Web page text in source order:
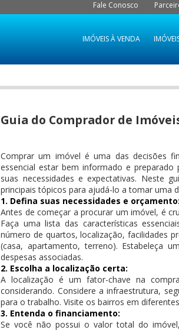
Fale Conosco
IMÓVEIS À VENDA
Guia do Comprador de
Comprar um imóvel é uma das decisões
essencial estar bem informado e
suas necessidades e expectativas. Neste
principais tópicos para ajudá-lo a tomar uma
1. Defina suas necessidades e orçamento:
Antes de começar a procurar um imóvel, é
Faça uma lista das características
número de quartos, localização, facilidades
(casa, apartamento, terreno). Estabeleça
despesas associadas.
2. Escolha a localização certa:
A localização é um fator-chave na
considerando. Considere a infraestrutura,
para o trabalho. Visite os bairros em
3. Entenda o financiamento:
Se você não possui o valor total do